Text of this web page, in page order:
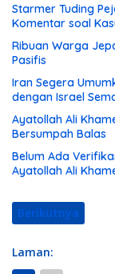
Starmer Tuding
Komentar soal
Ribuan Warga
Pasifis
Iran Segera
dengan Israel
Ayatollah Ali
Bersumpah Balas
Belum Ada
Ayatollah Ali
Berikutnya
Laman: